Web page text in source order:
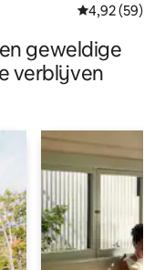
Gemiddelde
4,92 (59)
geweldige
verblijven